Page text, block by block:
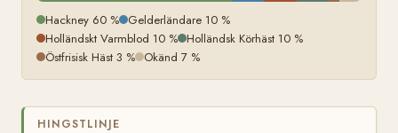
Hackney 60 % Gelderländare 10 %
Holländskt Varmblod 10 % Holländsk Körhäst 10 %
Östfrisisk Häst 3 % Okänd 7 %
HINGSTLINJE